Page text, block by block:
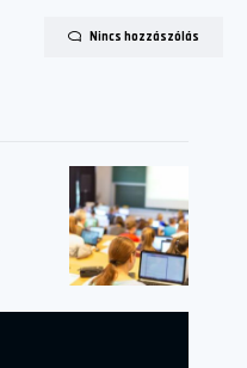
Nincs hozzászólás